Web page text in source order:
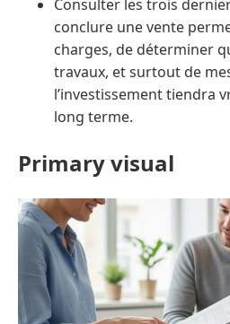
Consulter les trois
conclure une vente
charges, de déterminer
travaux, et surtout de
l’investissement tiendra
long terme.
Primary visual